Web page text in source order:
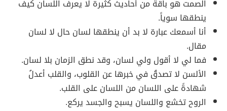
الصمت هو باقة من أحاديث كثيرة لا يعرف اللسان كيف
ينطقها سوياً.
أنا أسمعك عبارة لا بد أن ينطقها لسان حال لا لسان
مقال.
فما لي لا أقول ولي لسان، وقد نطق الزمان بلا لسان.
الألسن لا تصدقُ في خبرها عن القلوب، والقلب أعدلُ
شهادةً على اللسان من اللسان على القلب.
الروح تخشع واللسان يسبح والجسد يركع.